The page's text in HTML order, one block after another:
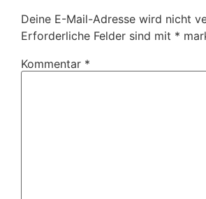
Deine E-Mail-Adresse wird nicht
Erforderliche Felder sind mit *
Kommentar *